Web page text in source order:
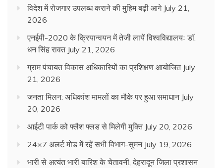
विदेश में रोजगार उपलब्ध कराने की मुहिम बढ़ी आगे July 21,
2026
एनईपी-2020 के क्रियान्वयन में तेजी लायें विश्वविद्यालयः डॉ.
धन सिंह रावत July 21, 2026
ग्राम पंचायत विकास अधिकारियों का प्रशिक्षण आयोजित July
21, 2026
जनता मिलन: अधिकांश मामलों का मौके पर हुआ समाधान July
20, 2026
आईटी पार्क को फ्लैश फ्लड से मिलेगी मुक्ति July 20, 2026
24×7 अलर्ट मोड में रहें सभी विभाग-सुमन July 19, 2026
भारी से अत्यंत भारी बारिश के चेतावनी, देहरादून जिला प्रशासन